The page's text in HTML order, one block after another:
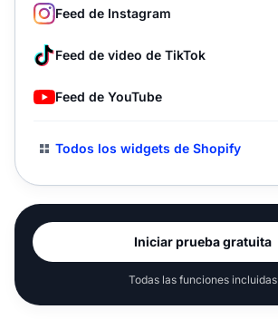
Feed de Instagram
Feed de video de TikTok
Feed de YouTube
Todos los widgets de Shopify
Iniciar prueba gratuita
Todas las funciones incluidas